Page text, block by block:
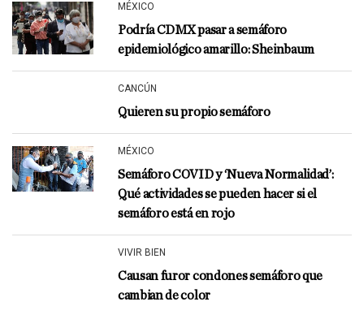
MÉXICO
Podría CDMX pasar a semáforo
epidemiológico amarillo: Sheinbaum
CANCÚN
Quieren su propio semáforo
MÉXICO
Semáforo COVID y ‘Nueva Normalidad’:
Qué actividades se pueden hacer si el
semáforo está en rojo
VIVIR BIEN
Causan furor condones semáforo que
cambian de color